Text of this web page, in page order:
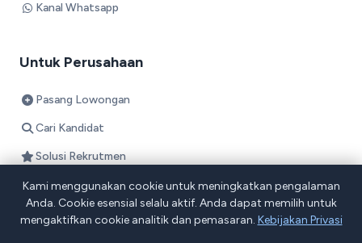
Kanal Whatsapp
Untuk Perusahaan
Pasang Lowongan
Cari Kandidat
Solusi Rekrutmen
Harga
Kami menggunakan cookie untuk meningkatkan pengalaman
Anda. Cookie esensial selalu aktif. Anda dapat memilih untuk
mengaktifkan cookie analitik dan pemasaran. Kebijakan Privasi